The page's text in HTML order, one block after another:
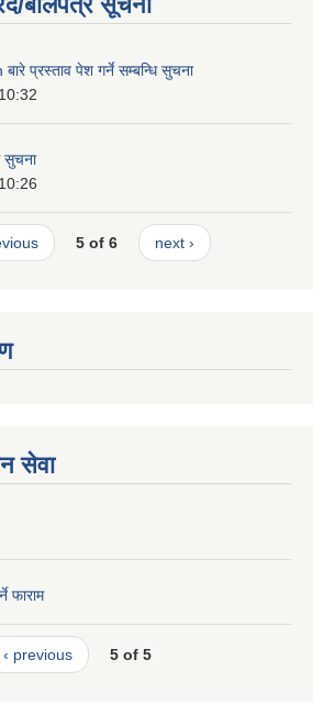
प्रस्ताव पेश गर्ने सम्बन्धि सुचना
सुचना
5 of 6 next ›
सेवा
फाराम
‹ previous 5 of 5